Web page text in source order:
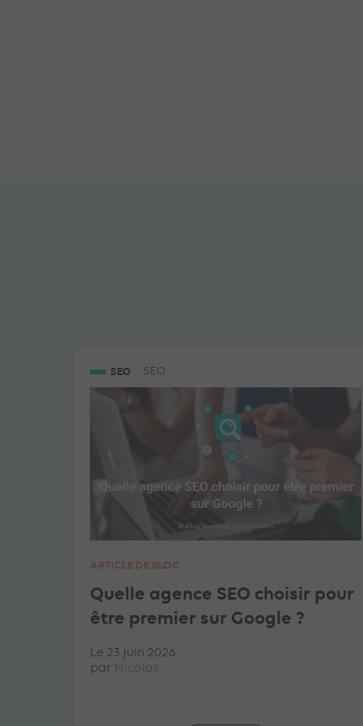
SEO SEO
ARTICLE DE BLOG
Quelle agence SEO choisir pour
être premier sur Google ?
Le 23 juin 2026
par Nicolas